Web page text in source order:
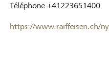
Téléphone +41223651400
https://www.raiffeisen.ch/